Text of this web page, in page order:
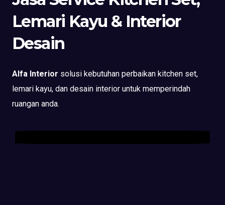
Lemari Kayu & Interior
Desain
Alfa Interior solusi kebutuhan perbaikan kitchen set,
lemari kayu, dan desain interior untuk memperindah
ruangan anda.